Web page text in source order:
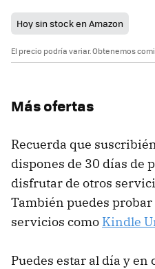
Hoy sin stock en Amazon
El precio podría variar. Obtenemos
Más ofertas
Recuerda que
dispones de 30 días de
disfrutar de otros
También puedes
servicios como Kindle
Puedes estar al día y en